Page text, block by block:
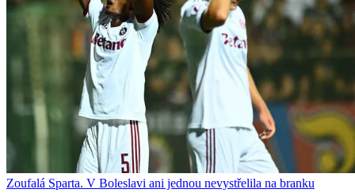
Zoufalá Sparta. V Boleslavi ani jednou nevystřelila na branku